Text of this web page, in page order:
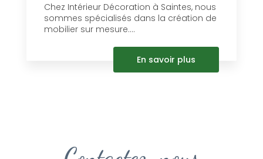
Chez Intérieur Décoration à Saintes, nous
sommes spécialisés dans la création de
mobilier sur mesure....
En savoir plus